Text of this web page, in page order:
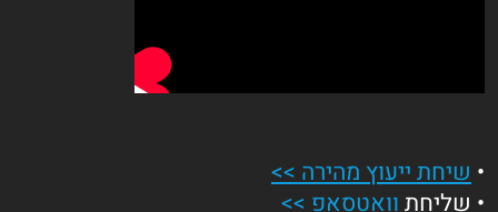
• שיחת ייעוץ מהירה >>
• שליחתוואטסאפ >>